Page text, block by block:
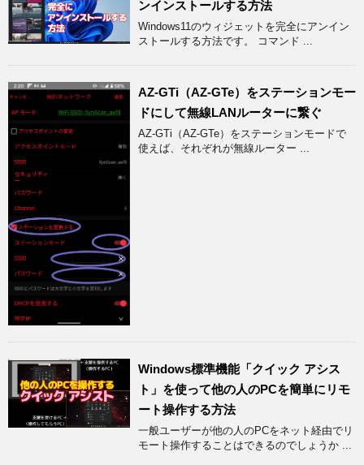
ンインストールする方法
Windows11のウィジェットを完全にアンイン
ストールする方法です。 コマンド ...
AZ-GTi（AZ-GTe）をステーションモー
ドにして無線LANルーターに繋ぐ
AZ-GTi（AZ-GTe）をステーションモードで
使えば、それぞれが無線ルーター ...
Windows標準機能「クイック アシス
ト」を使って他の人のPCを簡単にリモ
ート操作する方法
一般ユーザーが他の人のPCをネット経由でリ
モート操作することはできるのでしょうか ...